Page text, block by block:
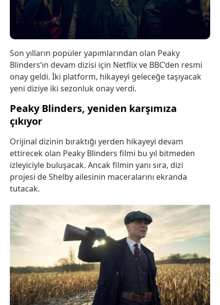
Son yılların popüler yapımlarından olan Peaky
Blinders’ın devam dizisi için Netflix ve BBC’den resmi
onay geldi. İki platform, hikayeyi geleceğe taşıyacak
yeni diziye iki sezonluk onay verdi.
Peaky Blinders, yeniden karşımıza
çıkıyor
Orijinal dizinin bıraktığı yerden hikayeyi devam
ettirecek olan Peaky Blinders filmi bu yıl bitmeden
izleyiciyle buluşacak. Ancak filmin yanı sıra, dizi
projesi de Shelby ailesinin maceralarını ekranda
tutacak.